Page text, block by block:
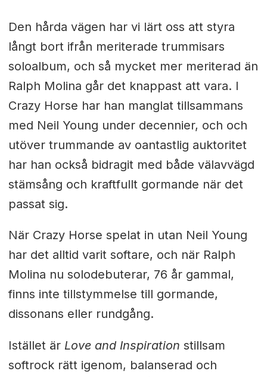
Den hårda vägen har vi lärt oss att styra
långt bort ifrån meriterade trummisars
soloalbum, och så mycket mer meriterad än
Ralph Molina går det knappast att vara. I
Crazy Horse har han manglat tillsammans
med Neil Young under decennier, och och
utöver trummande av oantastlig auktoritet
har han också bidragit med både välavvägd
stämsång och kraftfullt gormande när det
passat sig.
När Crazy Horse spelat in utan Neil Young
har det alltid varit softare, och när Ralph
Molina nu solodebuterar, 76 år gammal,
finns inte tillstymmelse till gormande,
dissonans eller rundgång.
Istället är Love and Inspiration stillsam
softrock rätt igenom, balanserad och